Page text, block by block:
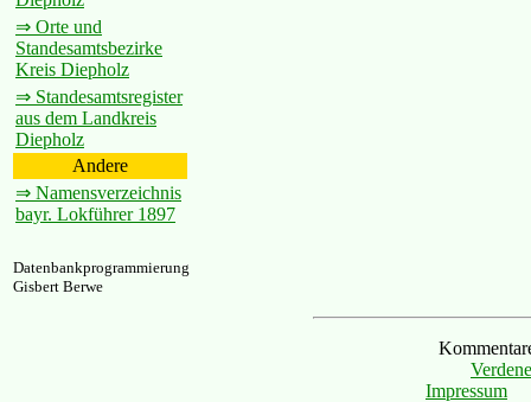
⇒ Orte und
Standesamtsbezirke
Kreis Diepholz
⇒ Standesamtsregister
aus dem Landkreis
Diepholz
Andere
⇒ Namensverzeichnis
bayr. Lokführer 1897
Datenbankprogrammierung
Gisbert Berwe
Impressum